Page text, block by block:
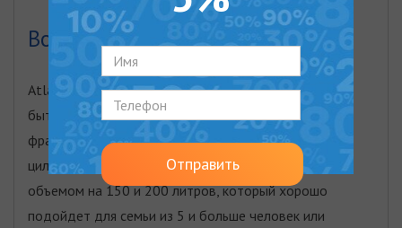
Водонагреватель электрический
Atlantic Steatite Central Domestic Wall Mounted –
бытовой электрический водонагреватель от
французского бренда Атлантик. Это классический
цилиндрический бойлер вертикального монтажа
объемом на 150 и 200 литров, который хорошо
подойдет для семьи из 5 и больше человек или
Отправить